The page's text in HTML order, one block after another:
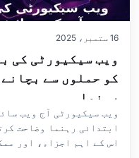
16 ستمبر، 2025
ویب سیکیورٹی کی
کو حملوں سے
رہنما
ویب سیکیورٹی آج ویب
ابتدائی رہنما وضاحت
اس کے اہم اجزاء، اور